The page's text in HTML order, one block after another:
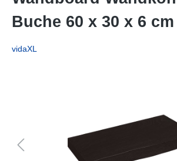
Buche 60 x 30 x 6 cm
vidaXL